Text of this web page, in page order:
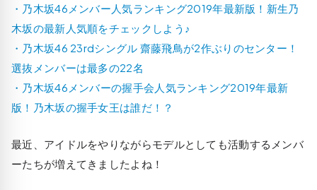
・乃木坂46メンバー人気ランキング2019年最新版！新生乃
木坂の最新人気順をチェックしよう♪
・乃木坂46 23rdシングル 齋藤飛鳥が2作ぶりのセンター！
選抜メンバーは最多の22名
・乃木坂46メンバーの握手会人気ランキング2019年最新
版！乃木坂の握手女王は誰だ！？
最近、アイドルをやりながらモデルとしても活動するメンバ
ーたちが増えてきましたよね！